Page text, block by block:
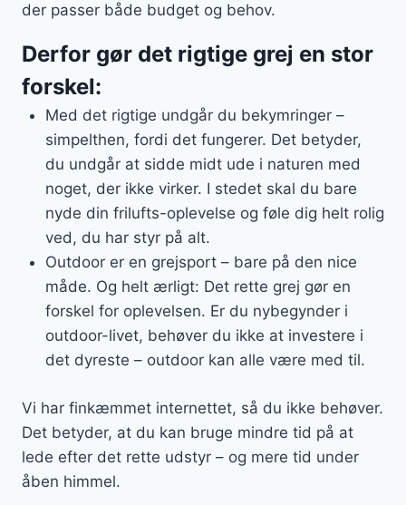
der passer både budget og behov.
Derfor gør det rigtige grej en stor
forskel:
Med det rigtige undgår du bekymringer –
simpelthen, fordi det fungerer. Det betyder,
du undgår at sidde midt ude i naturen med
noget, der ikke virker. I stedet skal du bare
nyde din frilufts-oplevelse og føle dig helt rolig
ved, du har styr på alt.
Outdoor er en grejsport – bare på den nice
måde. Og helt ærligt: Det rette grej gør en
forskel for oplevelsen. Er du nybegynder i
outdoor-livet, behøver du ikke at investere i
det dyreste – outdoor kan alle være med til.
Vi har finkæmmet internettet, så du ikke behøver.
Det betyder, at du kan bruge mindre tid på at
lede efter det rette udstyr – og mere tid under
åben himmel.